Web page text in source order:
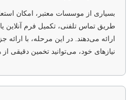
بسیاری از موسسات معتبر، امکان استعلام
طریق تماس تلفنی، تکمیل فرم آنلاین یا
ارائه می‌دهند. در این مرحله، با ارائه
نیازهای خود، می‌توانید تخمین دقیقی از